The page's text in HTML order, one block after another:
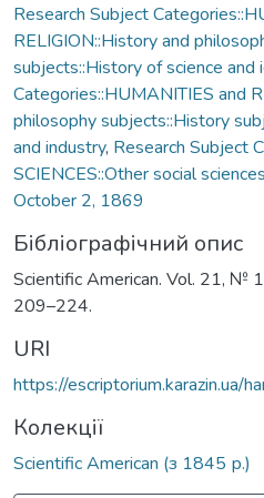
Research Subject
RELIGION::History and
subjects::History of science and
Categories::HUMANITIES and
philosophy subjects::History
and industry, Research Subject
SCIENCES::Other social
October 2, 1869
Бібліографічний опис
Scientific American. Vol. 21, №
209–224.
URI
https://
Колекції
Scientific American (з 1845 р.)